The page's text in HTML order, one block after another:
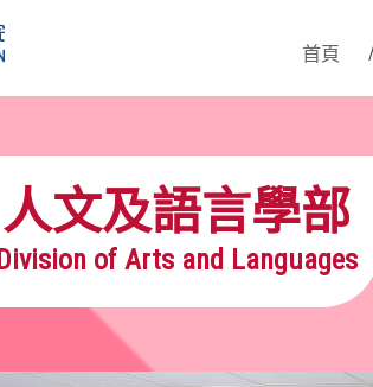
首頁
人文及語言學部
Division of Arts and Languages